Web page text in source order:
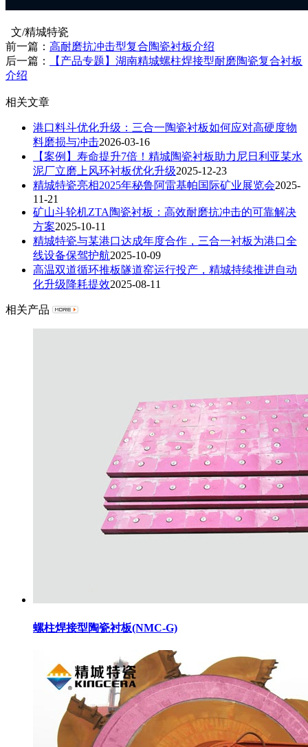
文/精城特瓷
前一篇： 高耐磨抗冲击型复合陶瓷衬板介绍
后一篇：
【产品专题】湖南精城螺柱焊接型耐磨陶瓷复合衬板
介绍
相关文章
港口料斗优化升级：三合一陶瓷衬板如何应对高硬度物
料磨损与冲击2026-03-16
【案例】寿命提升7倍！精城陶瓷衬板助力尼日利亚某水
泥厂立磨上风环衬板优化升级2025-12-23
精城特瓷亮相2025年秘鲁阿雷基帕国际矿业展览会2025-
11-21
矿山斗轮机ZTA陶瓷衬板：高效耐磨抗冲击的可靠解决
方案2025-10-11
精城特瓷与某港口达成年度合作，三合一衬板为港口全
线设备保驾护航2025-10-09
高温双道循环推板隧道窑运行投产，精城持续推进自动
化升级降耗提效​2025-08-11
相关产品
螺柱焊接型陶瓷衬板(NMC-G)